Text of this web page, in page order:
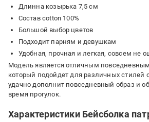
Длинна козырька 7,5 см
Состав cotton 100%
Большой выбор цветов
Подходит парням и девушкам
Удобная, прочная и легкая, совсем не
Модель является отличным
который подойдет для различных стилей
удачно дополнит повседневный образ и
время прогулок.
Характеристики Бейсболка